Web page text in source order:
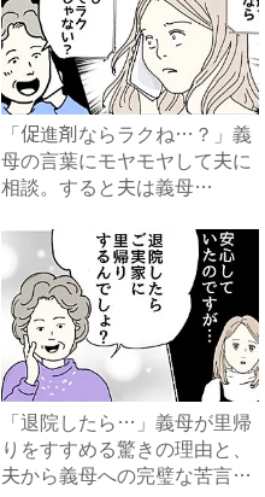
「促進剤ならラクね…？」義
母の言葉にモヤモヤして夫に
相談。すると夫は義母
「退院したら…」義母が里帰
りをすすめる驚きの理由と、
夫から義母への完璧な苦言